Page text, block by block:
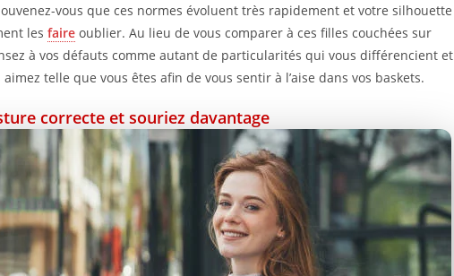
vous que ces normes évoluent très rapidement et votre silhouette
lesfaire oublier. Au lieu de vous comparer à ces filles couchées sur
à vos défauts comme autant de particularités qui vous différencient et
telle que vous êtes afin de vous sentir à l’aise dans vos baskets.
correcte et souriez davantage